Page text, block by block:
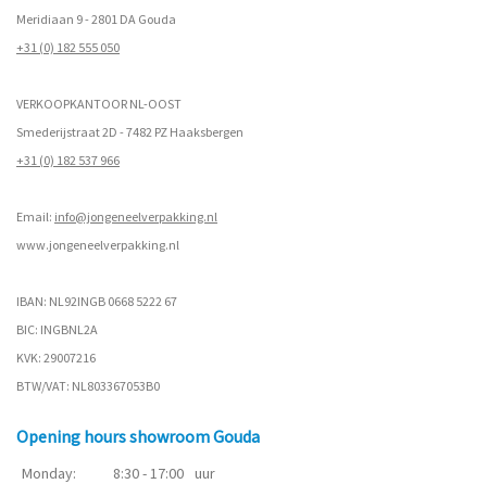
Meridiaan 9 - 2801 DA Gouda
+31 (0) 182 555 050
VERKOOPKANTOOR NL-OOST
Smederijstraat 2D - 7482 PZ Haaksbergen
+31 (0) 182 537 966
Email: info@jongeneelverpakking.nl
www.jongeneelverpakking.nl
IBAN: NL92INGB 0668 5222 67
BIC: INGBNL2A
KVK: 29007216
BTW/VAT: NL803367053B0
Opening hours showroom Gouda
Monday: 8:30 - 17:00 uur